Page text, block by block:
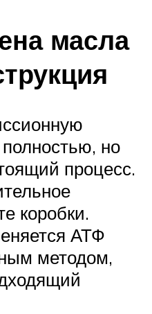
масла
но
процесс.
коробки.
АТФ
методом,